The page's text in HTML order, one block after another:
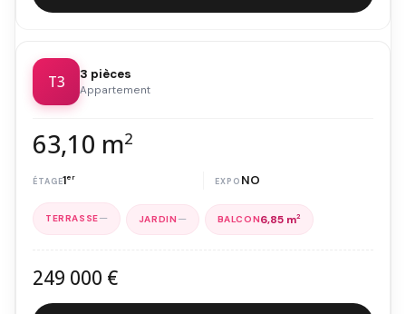
T3 3 pièces
Appartement
63,10 m2
1er NO
— — 6,85 m2
249 000 €